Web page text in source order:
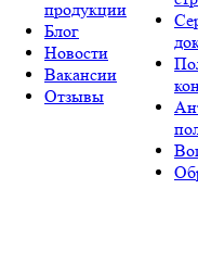
продукции
Блог
Новости
Вакансии
Отзывы